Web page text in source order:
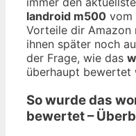
landroid m500 vom
Vorteile dir Amazon
ihnen später noch
der Frage, wie das
überhaupt bewertet
So wurde das
bewertet –